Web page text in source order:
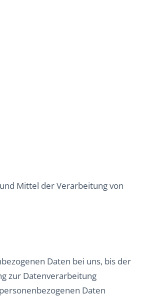
Mittel der Verarbeitung von
Daten bei uns, bis der
zur Datenverarbeitung
Daten